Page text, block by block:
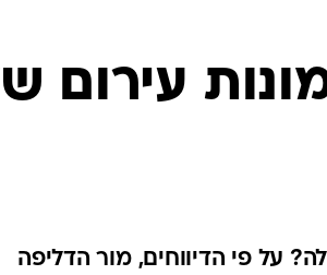
עירום
על פי הדיווחים, מור הדליפה